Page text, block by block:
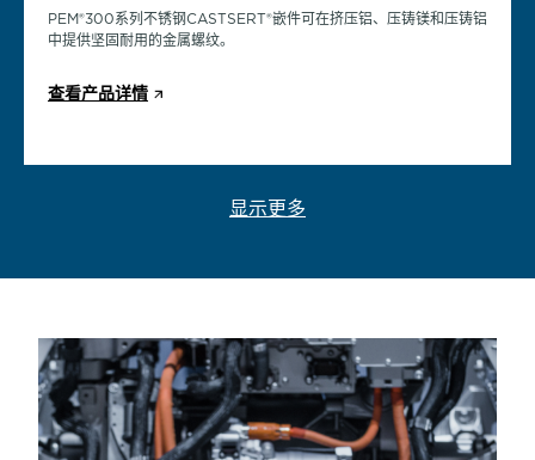
PEM®300系列不锈钢CASTSERT®嵌件可在挤压铝、压铸镁和压铸铝
中提供坚固耐用的金属螺纹。
查看产品详情
显示更多
中提供坚固耐用的金属螺纹。
的接合，在无需拆卸的应用中取代成本高昂的螺钉安装。
和压铸铝中提供坚固耐用的金属螺纹。